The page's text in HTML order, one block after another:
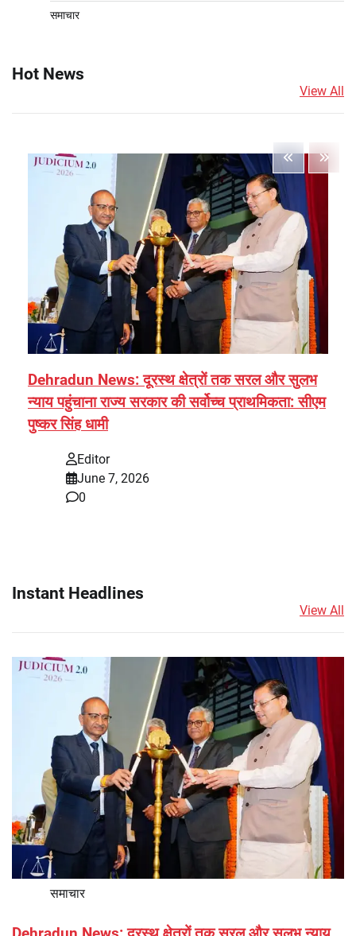
समाचार
Hot News
View All
Dehradun News: दूरस्थ क्षेत्रों तक सरल और सुलभ
न्याय पहुंचाना राज्य सरकार की सर्वोच्च प्राथमिकता: सीएम
पुष्कर सिंह धामी
Editor
June 7, 2026
0
Instant Headlines
View All
समाचार